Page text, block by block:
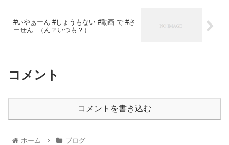
#いやぁーん #しょうもない #動画 で #さ
ーせん .（ん？いつも？）…..
コメント
コメントを書き込む
ホーム ブログ